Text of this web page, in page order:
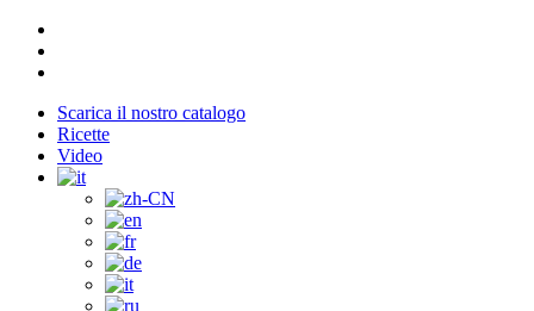
Skip
main
Scarica il nostro catalogo
Ricette
Video